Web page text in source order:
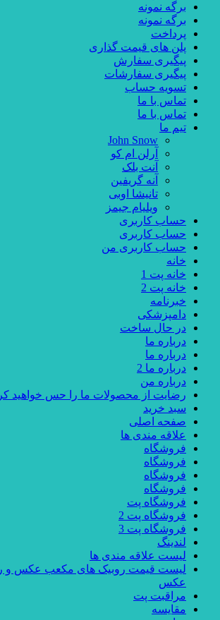
برگه نمونه
برگه نمونه
پرداخت
پلن های قیمت گذاری
پیگیری سفارش
پیگیری سفارشات
تسویه حساب
تماس با ما
تماس با ما
تیم ما
John Snow
آرلن ام کو
آنت بلک
آنه گریفین
تانیشا اوبی
ویلیام جیمز
حساب کاربری
حساب کاربری
حساب کاربری من
خانه
خانه پت 1
خانه پت 2
خبرنامه
دامپزشکی
در حال ساخت
درباره ما
درباره ما
درباره ما 2
درباره من
رضایت از محصولات ما را حس خواهید
سبد خرید
صفحه اصلی
علاقه مندی ها
فروشگاه
فروشگاه
فروشگاه
فروشگاه
فروشگاه پت
فروشگاه پت 2
فروشگاه پت 3
لندینگ
لیست علاقه مندی ها
لیست قیمت روبیک های مکعب عکس و
عکس
مراقبت پت
مقایسه